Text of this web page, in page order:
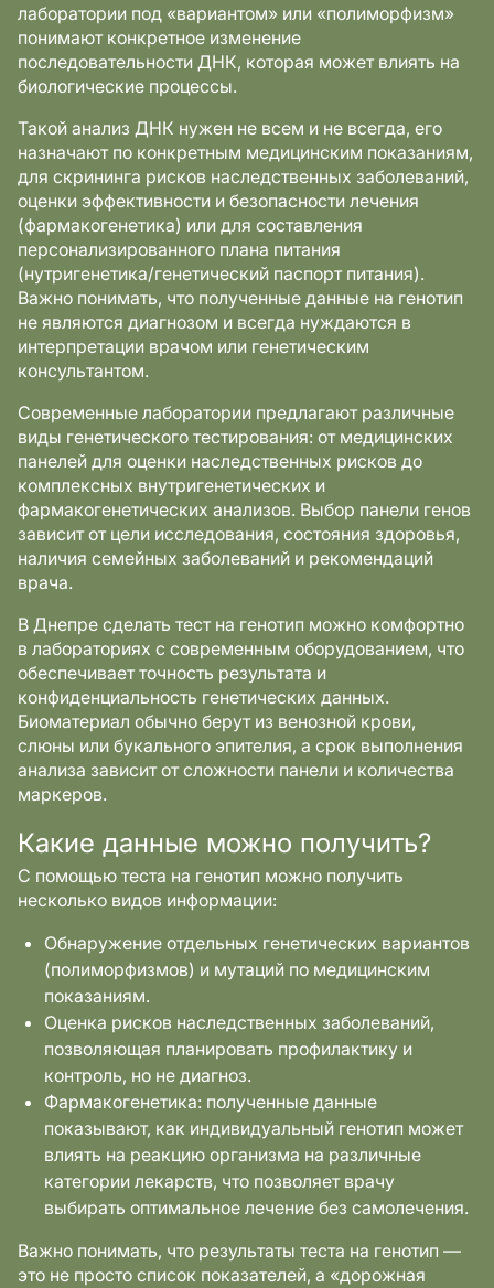
лаборатории под «вариантом» или «полиморфизм»
понимают конкретное изменение
последовательности ДНК, которая может влиять на
биологические процессы.
Такой анализ ДНК нужен не всем и не всегда, его
назначают по конкретным медицинским показаниям,
для скрининга рисков наследственных заболеваний,
оценки эффективности и безопасности лечения
(фармакогенетика) или для составления
персонализированного плана питания
(нутригенетика/генетический паспорт питания).
Важно понимать, что полученные данные на генотип
не являются диагнозом и всегда нуждаются в
интерпретации врачом или генетическим
консультантом.
Современные лаборатории предлагают различные
виды генетического тестирования: от медицинских
панелей для оценки наследственных рисков до
комплексных внутригенетических и
фармакогенетических анализов. Выбор панели генов
зависит от цели исследования, состояния здоровья,
наличия семейных заболеваний и рекомендаций
врача.
В Днепре сделать тест на генотип можно комфортно
в лабораториях с современным оборудованием, что
обеспечивает точность результата и
конфиденциальность генетических данных.
Биоматериал обычно берут из венозной крови,
слюны или букального эпителия, а срок выполнения
анализа зависит от сложности панели и количества
маркеров.
Какие данные можно получить?
С помощью теста на генотип можно получить
несколько видов информации:
Обнаружение отдельных генетических вариантов
(полиморфизмов) и мутаций по медицинским
показаниям.
Оценка рисков наследственных заболеваний,
позволяющая планировать профилактику и
контроль, но не диагноз.
Фармакогенетика: полученные данные
показывают, как индивидуальный генотип может
влиять на реакцию организма на различные
категории лекарств, что позволяет врачу
выбирать оптимальное лечение без самолечения.
Важно понимать, что результаты теста на генотип —
это не просто список показателей, а «дорожная